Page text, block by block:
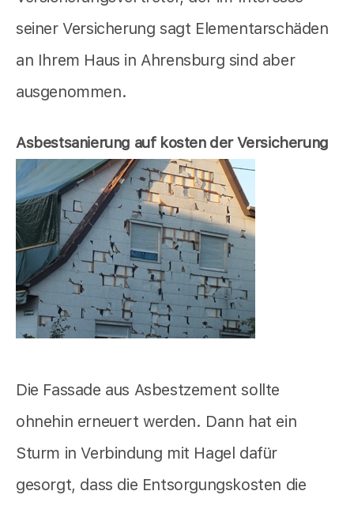
seiner Versicherung sagt Elementarschäden
an Ihrem Haus in Ahrensburg sind aber
ausgenommen.
Asbestsanierung auf kosten der Versicherung
Die Fassade aus Asbestzement sollte
ohnehin erneuert werden. Dann hat ein
Sturm in Verbindung mit Hagel dafür
gesorgt, dass die Entsorgungskosten die